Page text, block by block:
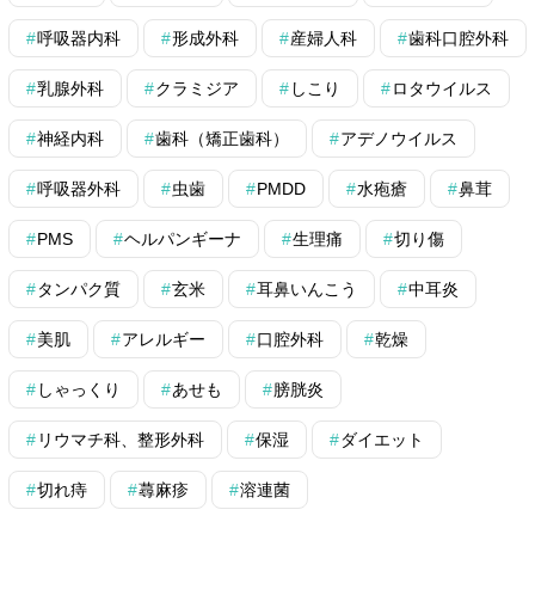
呼吸器内科 形成外科 産婦人科 歯科口腔外科
乳腺外科 クラミジア しこり ロタウイルス
神経内科 歯科（矯正歯科） アデノウイルス
呼吸器外科 虫歯 PMDD 水疱瘡 鼻茸
PMS ヘルパンギーナ 生理痛 切り傷
タンパク質 玄米 耳鼻いんこう 中耳炎
美肌 アレルギー 口腔外科 乾燥
しゃっくり あせも 膀胱炎
リウマチ科、整形外科 保湿 ダイエット
切れ痔 蕁麻疹 溶連菌